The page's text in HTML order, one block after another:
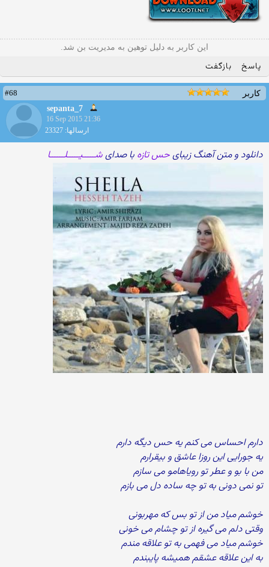
این کاربر به دلیل توهین به مدیریت بن شد.
پاسخ بازگفت
کاربر
#68
sepanta_7
16 Sep 2015 21:36
ارسالها: 23327
دانلود و متن آهنگ زیبایحس تازه با صدایشـــــیـــــلــــــا
دارم احساس می کنم یه حس دیگه دارم
یه جورایی این روزا عاشق و بیقرارم
من با بو و عطر تو رویاهامو می سازم
تو نمی دونی به تو چه ساده دل می بازم
خوشم میاد من از تو بس که مهربونی
وقتی دلم می گیره از تو چشام می خونی
خوشم میاد می فهمی به تو علاقه مندم
به این علاقه عشقم همیشه پایبندم